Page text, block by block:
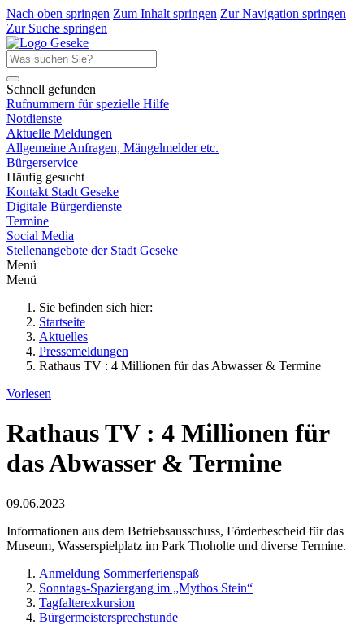
Nach oben springen Zum Inhalt springen Zur Navigation springen
Zur Suche springen
Schnell gefunden
Rufnummern für spezielle Hilfe
Notdienste
Aktuelle Meldungen
Allgemeine Anfragen, Mängelmelder etc.
Bürgerservice
Häufig gesucht
Kontakt Stadt Geseke
Digitale Bürgerdienste
Termine
Social Media
Stellenangebote der Stadt Geseke
Menü
Menü
Sie befinden sich hier:
Startseite
Aktuelles
Pressemeldungen
Rathaus TV : 4 Millionen für das Abwasser & Termine
Vorlesen
Rathaus TV : 4 Millionen für
das Abwasser & Termine
09.06.2023
Informationen aus dem Betriebsausschuss, Förderbescheid für das
Museum, Wasserspielplatz im Park Thoholte und diverse Termine.
Anmeldung Sommerferienspaß
Sonntags-Spaziergang im „Mythos Stein“
Tagfalterexkursion
Bürgermeistersprechstunde